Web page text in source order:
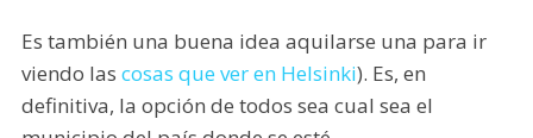
Es también una buena idea aquilarse una para ir
viendo las cosas que ver en Helsinki). Es, en
definitiva, la opción de todos sea cual sea el